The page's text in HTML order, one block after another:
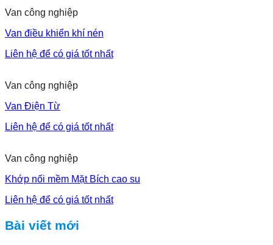
Van công nghiệp
Van điều khiển khí nén
Liên hệ để có giá tốt nhất
Van công nghiệp
Van Điện Từ
Liên hệ để có giá tốt nhất
Van công nghiệp
Khớp nối mềm Mặt Bích cao su
Liên hệ để có giá tốt nhất
Bài viết mới